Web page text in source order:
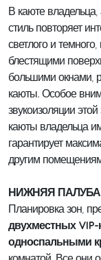
В каюте владельца,
стиль повторяет
светлого и
блестящими
большими окнами,
каюты. Особое
звукоизоляции
каюты владельца
гарантирует
другим
НИЖНЯЯ ПАЛУБА
Планировка зон,
двухместных
односпальными